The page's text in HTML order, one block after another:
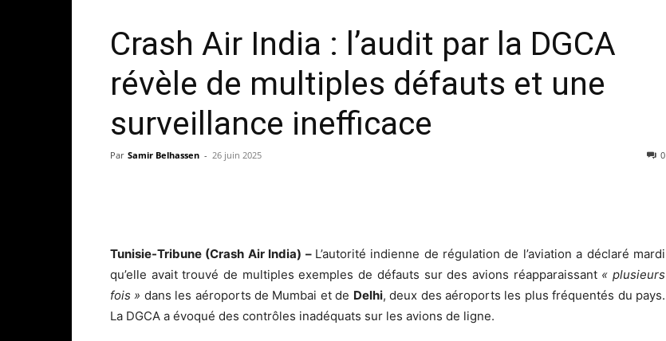
Crash Air India : l’audit par la DGCA
révèle de multiples défauts et une
surveillance inefficace
Par Samir Belhassen - 26 juin 2025 0
Tunisie-Tribune (Crash Air India) – L’autorité indienne de régulation de l’aviation a déclaré mardi
qu’elle avait trouvé de multiples exemples de défauts sur des avions réapparaissant « plusieurs
fois » dans les aéroports de Mumbai et de Delhi, deux des aéroports les plus fréquentés du pays.
La DGCA a évoqué des contrôles inadéquats sur les avions de ligne.